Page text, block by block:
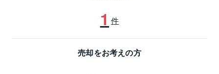
1 件
売却をお考えの方